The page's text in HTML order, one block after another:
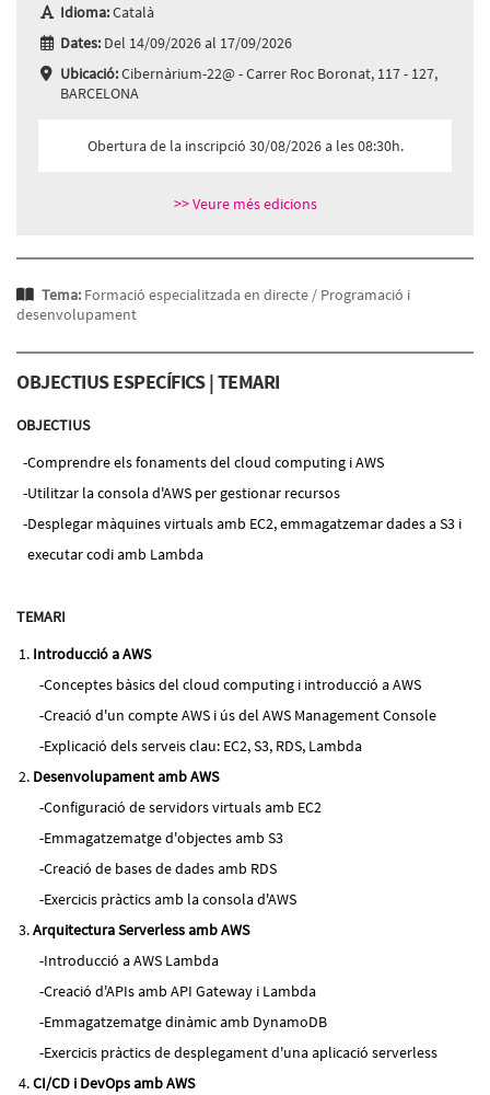
Idioma:Català
Dates: Del 14/09/2026 al 17/09/2026
Ubicació:Cibernàrium-22@ - Carrer Roc Boronat, 117 - 127,
BARCELONA
Obertura de la inscripció 30/08/2026 a les 08:30h.
>> Veure més edicions
Tema: Formació especialitzada en directe / Programació i
desenvolupament
OBJECTIUS ESPECÍFICS | TEMARI
OBJECTIUS
Comprendre els fonaments del cloud computing i AWS
Utilitzar la consola d'AWS per gestionar recursos
Desplegar màquines virtuals amb EC2, emmagatzemar dades a S3 i
executar codi amb Lambda
TEMARI
Introducció a AWS
Conceptes bàsics del cloud computing i introducció a AWS
Creació d'un compte AWS i ús del AWS Management Console
Explicació dels serveis clau: EC2, S3, RDS, Lambda
Desenvolupament amb AWS
Configuració de servidors virtuals amb EC2
Emmagatzematge d'objectes amb S3
Creació de bases de dades amb RDS
Exercicis pràctics amb la consola d'AWS
Arquitectura Serverless amb AWS
Introducció a AWS Lambda
Creació d'APIs amb API Gateway i Lambda
Emmagatzematge dinàmic amb DynamoDB
Exercicis pràctics de desplegament d'una aplicació serverless
CI/CD i DevOps amb AWS